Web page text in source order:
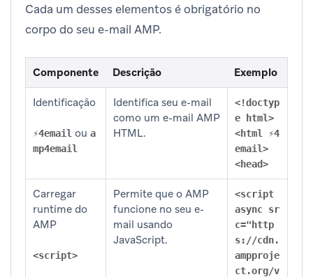
Cada um desses elementos é obrigatório no
corpo do seu e-mail AMP.
Componente Descrição Exemplo
Identificação
⚡4email ou a
mp4email
Identifica seu e-mail
como um e-mail AMP
HTML.
<!doctyp
e html>
<html ⚡4
email>
<head>
Carregar
runtime do
AMP
<script>
Permite que o AMP
funcione no seu e-
mail usando
JavaScript.
<script
async sr
c="http
s://cdn.
ampproje
ct.org/v